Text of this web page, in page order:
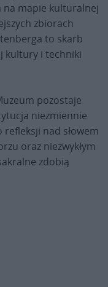
na mapie kulturalnej
zbiorach
to skarb
kultury i techniki
pozostaje
niezmiennie
nad słowem
oraz niezwykłym
zdobią